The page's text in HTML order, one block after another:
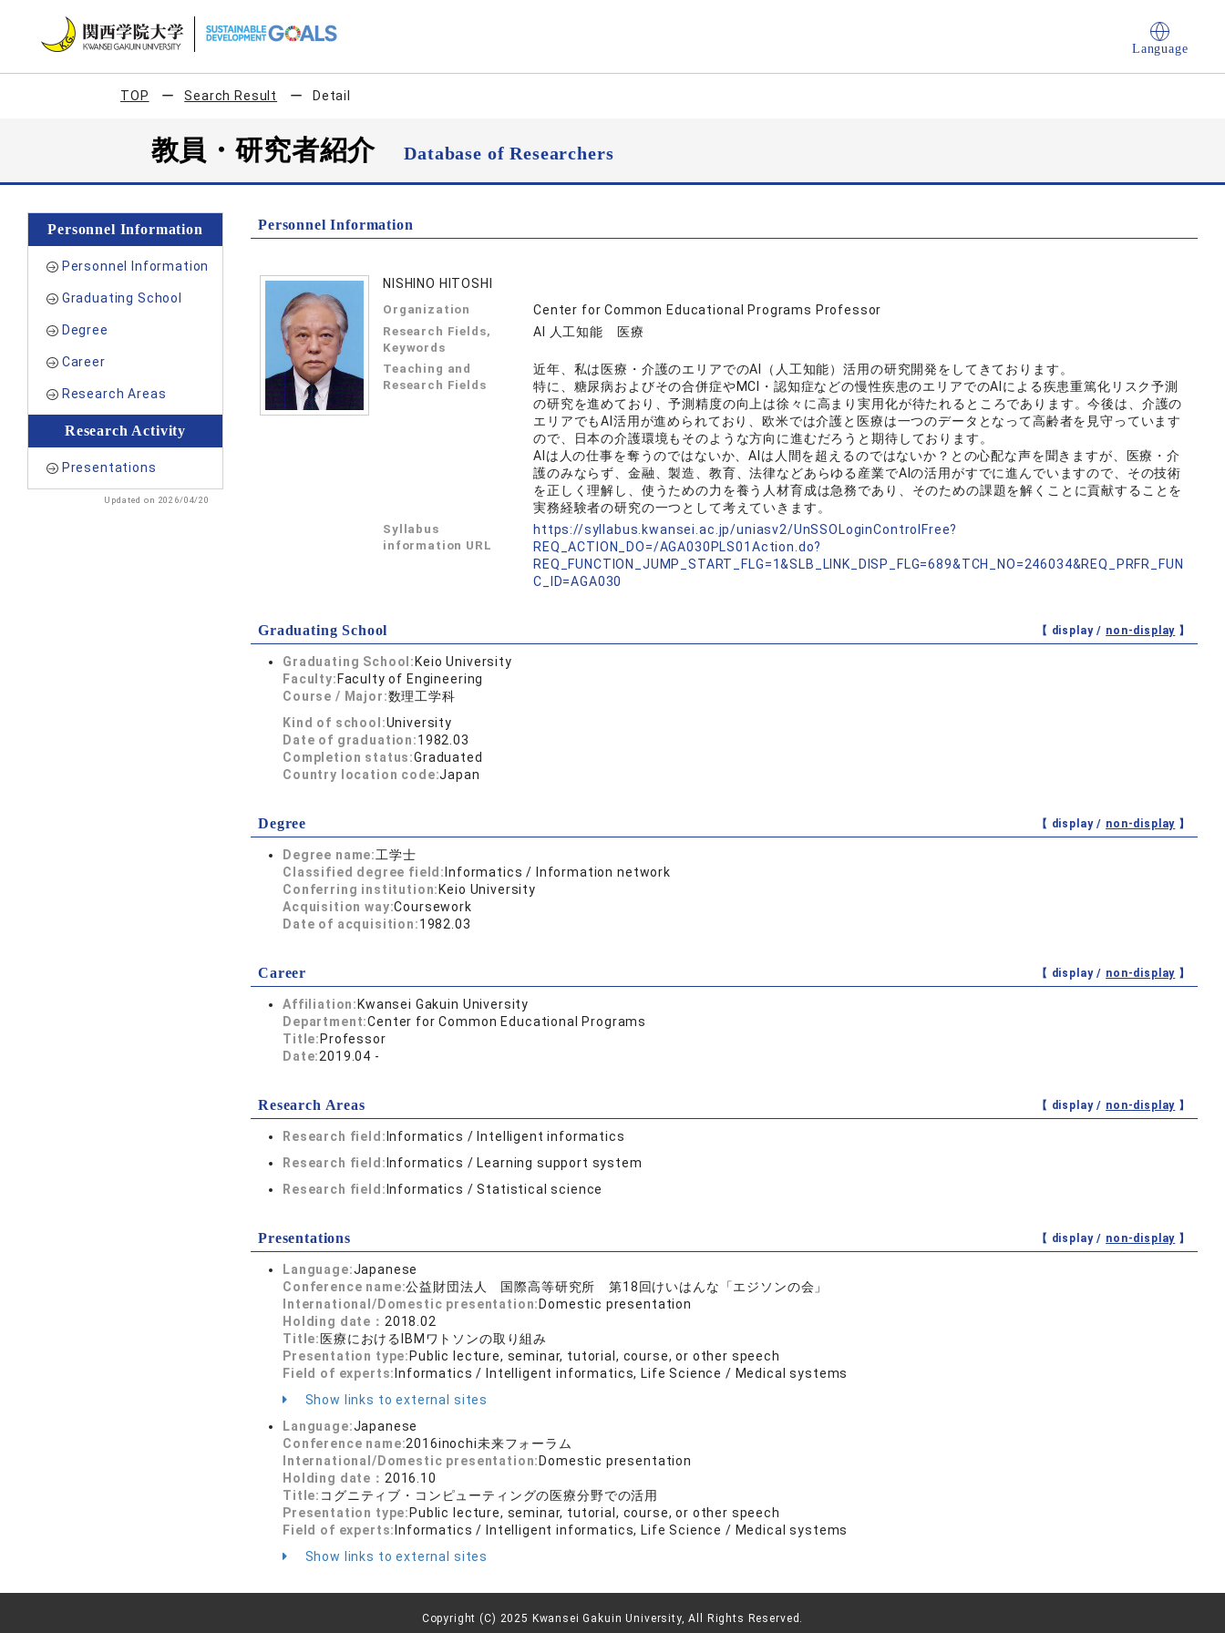
Language
TOP Search Result Detail
教員・研究者紹介Database of Researchers
Personnel Information
Personnel Information
Graduating School
Degree
Career
Research Areas
Research Activity
Presentations
Updated on 2026/04/20
Personnel Information
NISHINO HITOSHI
Organization Center for Common Educational Programs Professor
Research Fields,
Keywords
AI 人工知能 医療
Teaching and
Research Fields
近年、私は医療・介護のエリアでのAI（人工知能）活用の研究開発をしてきております。
特に、糖尿病およびその合併症やMCI・認知症などの慢性疾患のエリアでのAIによる疾患重篤化リスク予測
の研究を進めており、予測精度の向上は徐々に高まり実用化が待たれるところであります。今後は、介護の
エリアでもAI活用が進められており、欧米では介護と医療は一つのデータとなって高齢者を見守っています
ので、日本の介護環境もそのような方向に進むだろうと期待しております。
AIは人の仕事を奪うのではないか、AIは人間を超えるのではないか？との心配な声を聞きますが、医療・介
護のみならず、金融、製造、教育、法律などあらゆる産業でAIの活用がすでに進んでいますので、その技術
を正しく理解し、使うための力を養う人材育成は急務であり、そのための課題を解くことに貢献することを
実務経験者の研究の一つとして考えていきます。
Syllabus
information URL
https://syllabus.kwansei.ac.jp/uniasv2/UnSSOLoginControlFree?
REQ_ACTION_DO=/AGA030PLS01Action.do?
REQ_FUNCTION_JUMP_START_FLG=1&SLB_LINK_DISP_FLG=689&TCH_NO=246034&REQ_PRFR_FUN
C_ID=AGA030
Graduating School 【 display / non-display 】
Graduating School: Keio University
Faculty: Faculty of Engineering
Course / Major:数理工学科
Kind of school:University
Date of graduation:1982.03
Completion status:Graduated
Country location code:Japan
Degree 【 display / non-display 】
Degree name:工学士
Classified degree field: Informatics / Information network
Conferring institution: Keio University
Acquisition way:Coursework
Date of acquisition:1982.03
Career 【 display / non-display 】
Affiliation: Kwansei Gakuin University
Department:Center for Common Educational Programs
Title: Professor
Date:2019.04 -
Research Areas 【 display / non-display 】
Research field: Informatics / Intelligent informatics
Research field: Informatics / Learning support system
Research field: Informatics / Statistical science
Presentations 【 display / non-display 】
Language:Japanese
Conference name:公益財団法人 国際高等研究所 第18回けいはんな「エジソンの会」
International/Domestic presentation: Domestic presentation
Holding date： 2018.02
Title: 医療におけるIBMワトソンの取り組み
Presentation type: Public lecture, seminar, tutorial, course, or other speech
Field of experts: Informatics / Intelligent informatics, Life Science / Medical systems
Show links to external sites
Language:Japanese
Conference name:2016inochi未来フォーラム
International/Domestic presentation: Domestic presentation
Holding date： 2016.10
Title: コグニティブ・コンピューティングの医療分野での活用
Presentation type: Public lecture, seminar, tutorial, course, or other speech
Field of experts: Informatics / Intelligent informatics, Life Science / Medical systems
Show links to external sites
Copyright (C) 2025 Kwansei Gakuin University, All Rights Reserved.